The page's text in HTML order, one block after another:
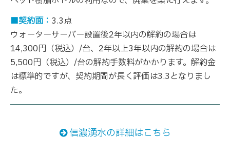
■契約面： 3.3点
ウォーターサーバー設置後2年以内の解約の場合は
14,300円（税込）/台、2年以上3年以内の解約の場合は
5,500円（税込）/台の解約手数料がかかります。解約金
は標準的ですが、契約期間が長く評価は3.3となりまし
た。
信濃湧水の詳細はこちら